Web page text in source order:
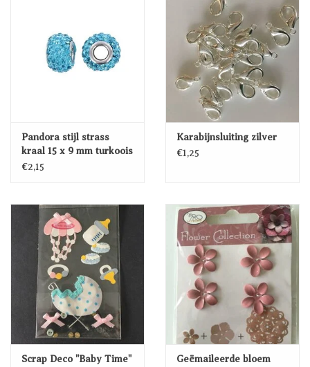
Pandora stijl strass
kraal 15 x 9 mm turkoois
€2,15
Karabijnsluiting zilver
€1,25
Scrap Deco "Baby Time"
Geëmaileerde bloem